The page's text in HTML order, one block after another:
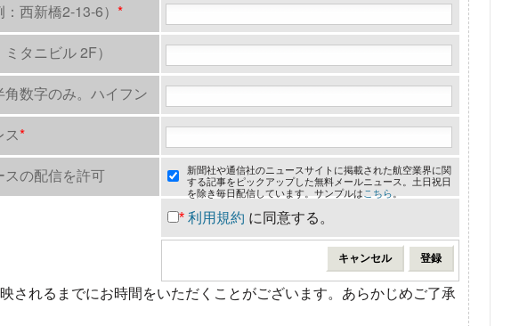
西新橋2-13-6） *
タニビル 2F）
角数字のみ。ハイフン
ス*
スの配信を許可
* 利用規約 に同意する。
新聞社や通信社のニュースサイトに掲載された航空業界に関
する記事をピックアップした無料メールニュース。土日祝日
を除き毎日配信しています。サンプルは こちら
されるまでにお時間をいただくことがございます。あらかじめご了承